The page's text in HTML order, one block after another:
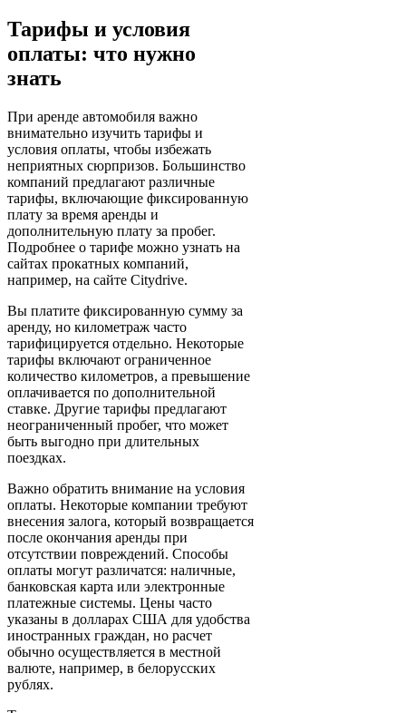
Тарифы и условия
оплаты: что нужно
знать
При аренде автомобиля важно
внимательно изучить тарифы и
условия оплаты, чтобы избежать
неприятных сюрпризов. Большинство
компаний предлагают различные
тарифы, включающие фиксированную
плату за время аренды и
дополнительную плату за пробег.
Подробнее о тарифе можно узнать на
сайтах прокатных компаний,
например, на сайте Citydrive.
Вы платите фиксированную сумму за
аренду, но километраж часто
тарифицируется отдельно. Некоторые
тарифы включают ограниченное
количество километров, а превышение
оплачивается по дополнительной
ставке. Другие тарифы предлагают
неограниченный пробег, что может
быть выгодно при длительных
поездках.
Важно обратить внимание на условия
оплаты. Некоторые компании требуют
внесения залога, который возвращается
после окончания аренды при
отсутствии повреждений. Способы
оплаты могут различатся: наличные,
банковская карта или электронные
платежные системы. Цены часто
указаны в долларах США для удобства
иностранных граждан, но расчет
обычно осуществляется в местной
валюте, например, в белорусских
рублях.